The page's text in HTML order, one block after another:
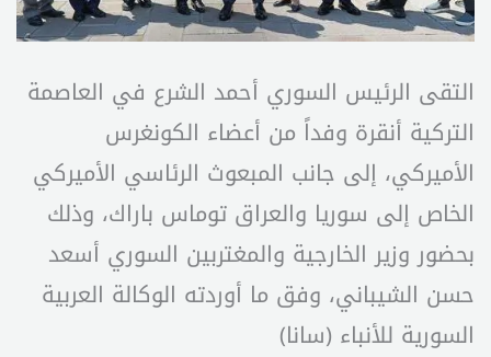
التقى الرئيس السوري أحمد الشرع في العاصمة
التركية أنقرة وفداً من أعضاء الكونغرس
الأميركي، إلى جانب المبعوث الرئاسي الأميركي
الخاص إلى سوريا والعراق توماس باراك، وذلك
بحضور وزير الخارجية والمغتربين السوري أسعد
حسن الشيباني، وفق ما أوردته الوكالة العربية
السورية للأنباء (سانا)